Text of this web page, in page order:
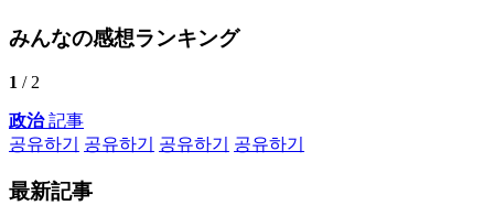
みんなの感想ランキング
1 / 2
政治記事
공유하기
공유하기 공유하기 공유하기
最新記事